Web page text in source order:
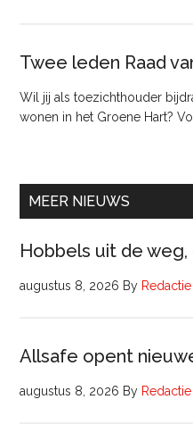
Twee leden Raad
Wil jij als toezichthouder
wonen in het Groene Hart?
MEER NIEUWS
Hobbels uit de
augustus 8, 2026 By Redactie
Allsafe opent
augustus 8, 2026 By Redactie